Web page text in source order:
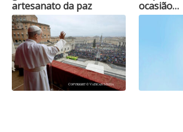
artesanato da paz
ocasião…